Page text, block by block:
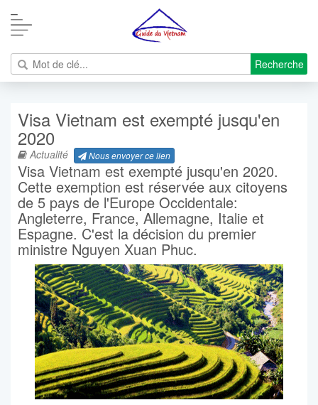
Recherche
Visa Vietnam est exempté jusqu'en
2020
Actualité Nous envoyer ce lien
Visa Vietnam est exempté jusqu'en 2020.
Cette exemption est réservée aux citoyens
de 5 pays de l'Europe Occidentale:
Angleterre, France, Allemagne, Italie et
Espagne. C'est la décision du premier
ministre Nguyen Xuan Phuc.